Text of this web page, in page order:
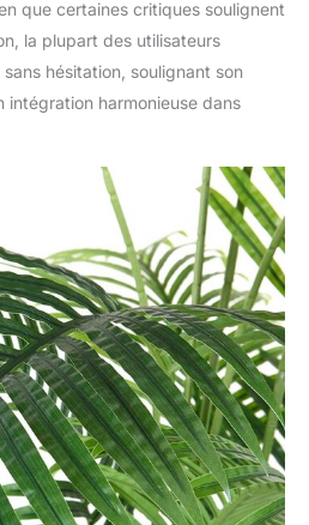
que certaines critiques soulignent
la plupart des utilisateurs
hésitation, soulignant son
intégration harmonieuse dans